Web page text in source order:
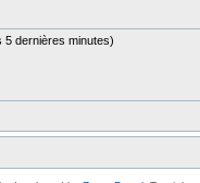
5 dernières minutes)